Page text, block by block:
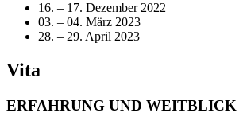
16. – 17. Dezember 2022
03. – 04. März 2023
28. – 29. April 2023
Vita
ERFAHRUNG UND WEITBLICK